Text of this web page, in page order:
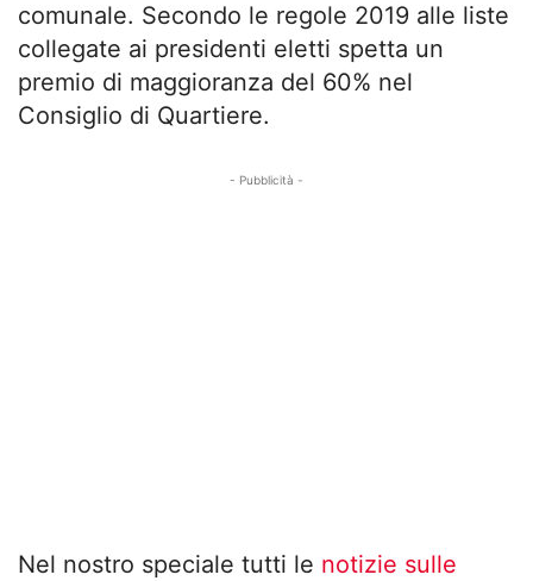
comunale. Secondo le regole 2019 alle liste
collegate ai presidenti eletti spetta un
premio di maggioranza del 60% nel
Consiglio di Quartiere.
- Pubblicità -
Nel nostro speciale tutti le notizie sulle